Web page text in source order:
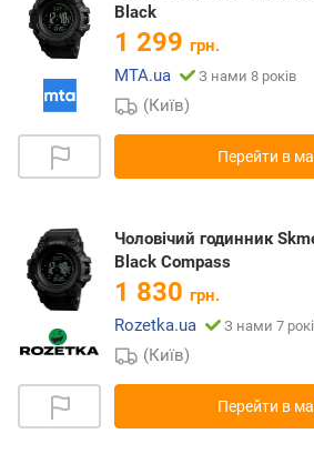
Black
1 299 грн.
MTA.ua
З нами 8 років
(Київ)
Перейти в
Чоловічий годинник
Black Compass
1 830 грн.
Rozetka.ua
З нами 7
(Київ)
Перейти в